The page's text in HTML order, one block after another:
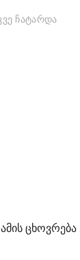
ᲩᲐᲢᲐᲠᲓᲐ
ცხოვრება